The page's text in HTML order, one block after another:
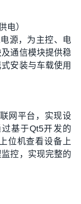
电）
源，为主控、电
通信模块提供稳
安装与车载使用
网平台，实现设
基于Qt5开发的
位机查看设备上
控，实现完整的